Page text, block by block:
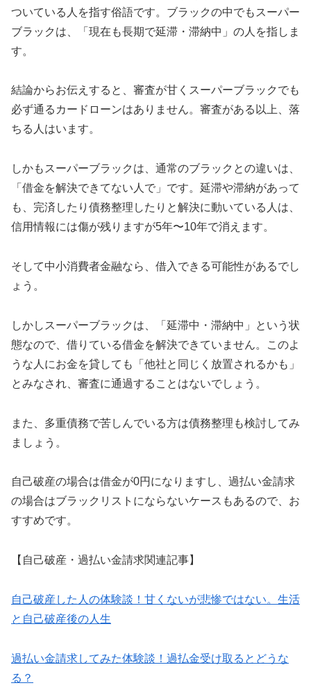
ついている人を指す俗語です。ブラックの中でもスーパー
ブラックは、「現在も長期で延滞・滞納中」の人を指しま
す。
結論からお伝えすると、審査が甘くスーパーブラックでも
必ず通るカードローンはありません。審査がある以上、落
ちる人はいます。
しかもスーパーブラックは、通常のブラックとの違いは、
「借金を解決できてない人で」です。延滞や滞納があって
も、完済したり債務整理したりと解決に動いている人は、
信用情報には傷が残りますが5年〜10年で消えます。
そして中小消費者金融なら、借入できる可能性があるでし
ょう。
しかしスーパーブラックは、「延滞中・滞納中」という状
態なので、借りている借金を解決できていません。このよ
うな人にお金を貸しても「他社と同じく放置されるかも」
とみなされ、審査に通過することはないでしょう。
また、多重債務で苦しんでいる方は債務整理も検討してみ
ましょう。
自己破産の場合は借金が0円になりますし、過払い金請求
の場合はブラックリストにならないケースもあるので、お
すすめです。
【自己破産・過払い金請求関連記事】
自己破産した人の体験談！甘くないが悲惨ではない。生活
と自己破産後の人生
過払い金請求してみた体験談！過払金受け取るとどうな
る？